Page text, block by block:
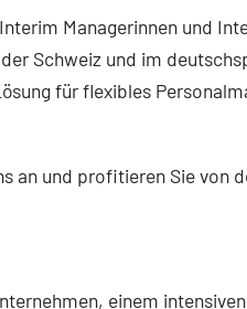
Managerinnen und
Schweiz und im
für flexibles
an und profitieren Sie von
einem